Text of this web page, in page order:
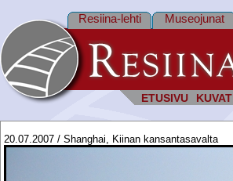
ETUSIVU KUVAT
Resiina-lehti Museojunat
20.07.2007 / Shanghai, Kiinan kansantasavalta